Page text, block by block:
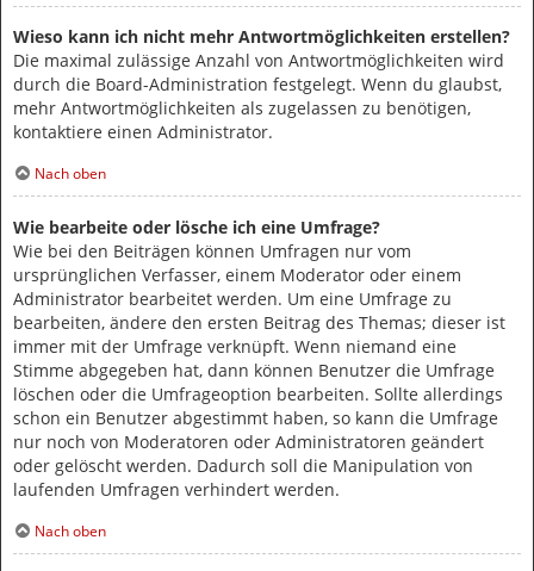
Wieso kann ich nicht mehr Antwortmöglichkeiten erstellen?
Die maximal zulässige Anzahl von Antwortmöglichkeiten wird
durch die Board-Administration festgelegt. Wenn du glaubst,
mehr Antwortmöglichkeiten als zugelassen zu benötigen,
kontaktiere einen Administrator.
Nach oben
Wie bearbeite oder lösche ich eine Umfrage?
Wie bei den Beiträgen können Umfragen nur vom
ursprünglichen Verfasser, einem Moderator oder einem
Administrator bearbeitet werden. Um eine Umfrage zu
bearbeiten, ändere den ersten Beitrag des Themas; dieser ist
immer mit der Umfrage verknüpft. Wenn niemand eine
Stimme abgegeben hat, dann können Benutzer die Umfrage
löschen oder die Umfrageoption bearbeiten. Sollte allerdings
schon ein Benutzer abgestimmt haben, so kann die Umfrage
nur noch von Moderatoren oder Administratoren geändert
oder gelöscht werden. Dadurch soll die Manipulation von
laufenden Umfragen verhindert werden.
Nach oben